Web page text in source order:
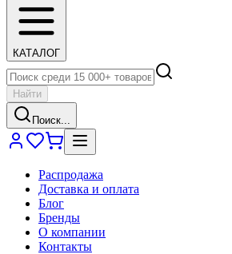
КАТАЛОГ
Найти
Поиск...
Распродажа
Доставка и оплата
Блог
Бренды
О компании
Контакты